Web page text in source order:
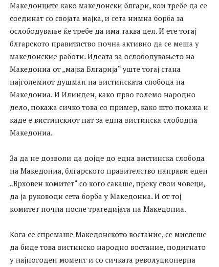
Македонците како македонски блгари, кои требе да се
соединат со својата мајка, и сета нимна борба за
ослободување ќе требе да има таква цел. И ете тогај
блгарското правитлство почна активно да се меша у
македонские работи. Идеата за ослободувањето на
Македониа от „мајка Блгарија“ уште тогај стана
најголемиот душман на вистинската слобода на
Македониа. И Илинден, како прво големо народно
дело, покажа сичко това со пример, како што покажа и
каде е вистинскиот пат за една вистинска слободна
Македониа.
За да не дозволи да дојде до една вистинска слобода
на Македониа, блгарското правителство направи еден
„Врховен комитет“ со кого сакаше, преку свои човеци,
да ја руководи сета борба у Македониа. И от тој
комитет почна после трагедијата на Македониа.
Кога се спремаше Македонското востание, се мислеше
да биде това вистинско народно востание, подигнато
у најпогоден момент и со сичката револуционерна